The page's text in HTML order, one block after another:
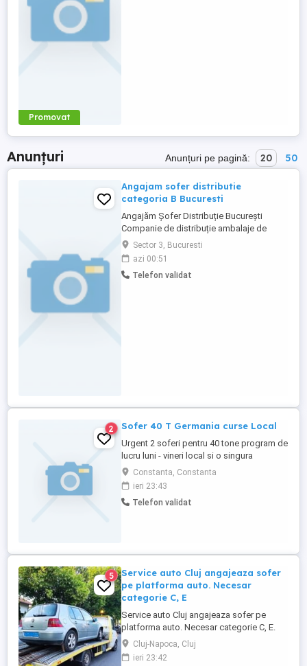
Promovat
Anunțuri Anunțuri pe pagină: 20 50
Angajam sofer distributie
categoria B Bucuresti
Angajăm Șofer Distribuție București
Companie de distribuție ambalaje de
unică folosință angajează șofer categoria
B pentru livrări exclusiv în București.
Program: Luni Vineri, 09:00 17:00 Nu se
lucrează în weekend. Cerințe: * Permis
Sector 3, Bucuresti
azi 00:51
Telefon validat
2 Sofer 40 T Germania curse Local
Urgent 2 soferi pentru 40 tone program de
lucru luni - vineri local si o singura
descarcare care o efectueaza firma
Salariu 2800 la inceput Se poate dormi si
la cabina sau apartament contra cost
Constanta, Constanta
ieri 23:43
Telefon validat
5
Service auto Cluj angajeaza sofer
pe platforma auto. Necesar
categorie C, E
Service auto Cluj angajeaza sofer pe
platforma auto. Necesar categorie C, E.
Domiciliul in Cluj Napoca. Detalii doar la
telefon. Salar in functie de orele lucrate (
Cluj-Napoca, Cluj
ieri 23:42